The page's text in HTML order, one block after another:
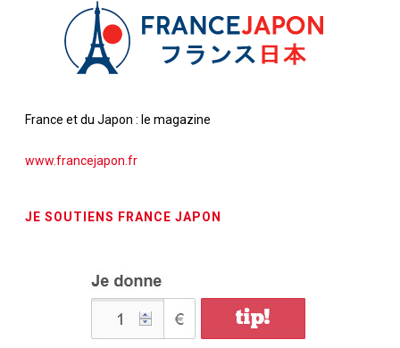
France et du Japon : le magazine
www.francejapon.fr
JE SOUTIENS FRANCE JAPON